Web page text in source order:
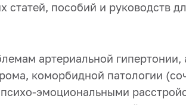
пособий и руководств
артериальной гипертонии,
коморбидной патологии
эмоциональными